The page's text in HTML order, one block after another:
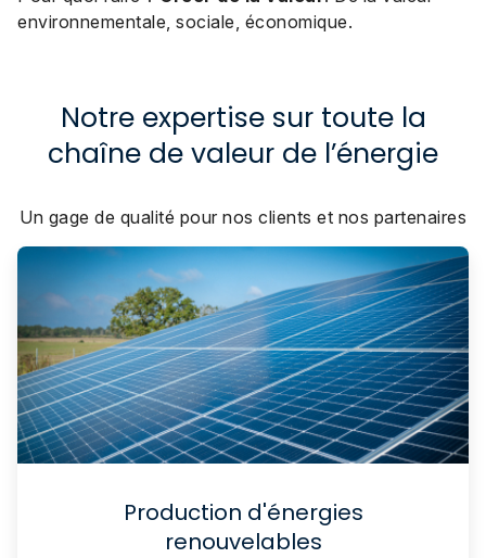
environnementale, sociale, économique.
Notre expertise sur toute la
chaîne de valeur de l’énergie
Un gage de qualité pour nos clients et nos partenaires
Production d'énergies
renouvelables